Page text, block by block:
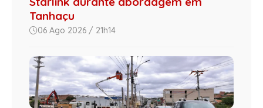
Tanhaçu
06 Ago 2026 / 21h14